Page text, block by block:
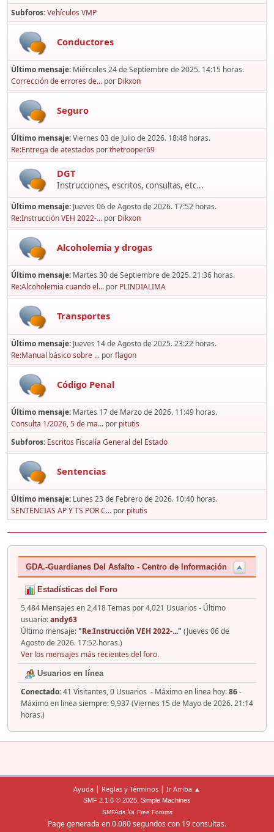
Subforos Vehículos VMP
Conductores
Último mensaje: Miércoles 24 de Septiembre de 2025. 14:15 horas.
Corrección de errores de... por Dikxon
Seguro
Último mensaje:Viernes 03 de Julio de 2026. 18:48 horas.
Re:Entrega de atestados porthetrooper69
DGT
Instrucciones, escritos, consultas, etc...
Último mensaje: Jueves 06 de Agosto de 2026. 17:52 horas.
Re:Instrucción VEH 2022-... por Dikxon
Alcoholemia y drogas
Último mensaje: Martes 30 de Septiembre de 2025. 21:36 horas.
Re:Alcoholemia cuando el... por PLINDIALIMA
Transportes
Último mensaje: Jueves 14 de Agosto de 2025. 23:22 horas.
Re:Manual básico sobre ... porflagon
Código Penal
Último mensaje: Martes 17 de Marzo de 2026. 11:49 horas.
Consulta 1/2026, 5 de ma... por pitutis
Subforos Escritos Fiscalía General del Estado
Sentencias
Último mensaje: Lunes 23 de Febrero de 2026. 10:40 horas.
SENTENCIAS AP Y TS POR C... por pitutis
GDA.-Guardianes Del Asfalto - Centro de Información
Estadísticas del Foro
5,484 Mensajes en 2,418 Temas por 4,021 Usuarios - Último
usuario:andy63
Último mensaje:"Re:Instrucción VEH 2022-..." (Jueves 06 de
Agosto de 2026. 17:52 horas.)
Ver los mensajes más recientes del foro.
Usuarios en línea
Conectado:41 Visitantes, 0 Usuarios - Máximo en linea hoy:86-
Máximo en linea siempre: 9,937 (Viernes 15 de Mayo de 2026. 21:14
horas.)
Ayuda | Reglas y Términos | Ir Arriba ▲
SMF 2.1.6 © 2025, Simple Machines
SMFAdsfor Free Forums
Page generada en 0.080 segundos con 19 consultas.